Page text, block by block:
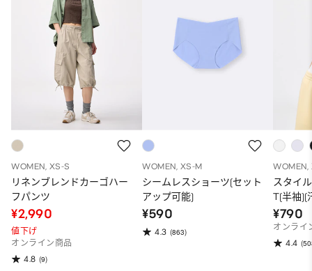
WOMEN, XS-S
リネンブレンドカーゴハー
フパンツ
¥2,990
値下げ
オンライン商品
4.8 (9)
WOMEN, XS-M
シームレスショーツ(セット
アップ可能)
¥590
4.3 (863)
WOMEN,
スタイ
T(半袖)(
¥790
オンライ
4.4